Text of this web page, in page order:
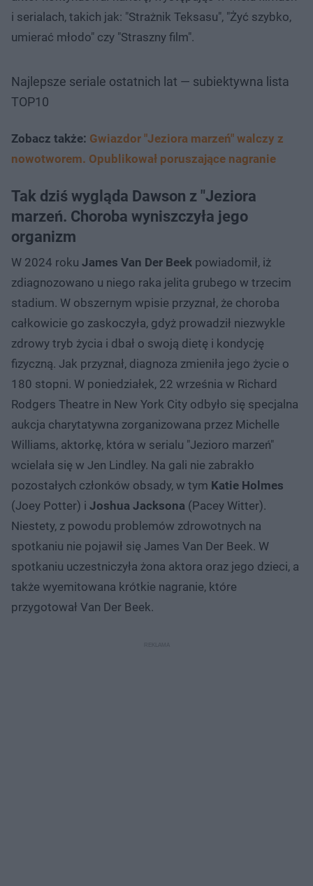
i serialach, takich jak: "Strażnik Teksasu", "Żyć szybko,
umierać młodo" czy "Straszny film".
Najlepsze seriale ostatnich lat — subiektywna lista
TOP10
Zobacz także: Gwiazdor "Jeziora marzeń" walczy z
nowotworem. Opublikował poruszające nagranie
Tak dziś wygląda Dawson z "Jeziora
marzeń. Choroba wyniszczyła jego
organizm
W 2024 roku James Van Der Beek powiadomił, iż
zdiagnozowano u niego raka jelita grubego w trzecim
stadium. W obszernym wpisie przyznał, że choroba
całkowicie go zaskoczyła, gdyż prowadził niezwykle
zdrowy tryb życia i dbał o swoją dietę i kondycję
fizyczną. Jak przyznał, diagnoza zmieniła jego życie o
180 stopni. W poniedziałek, 22 września w Richard
Rodgers Theatre in New York City odbyło się specjalna
aukcja charytatywna zorganizowana przez Michelle
Williams, aktorkę, która w serialu "Jezioro marzeń"
wcielała się w Jen Lindley. Na gali nie zabrakło
pozostałych członków obsady, w tym Katie Holmes
(Joey Potter) i Joshua Jacksona (Pacey Witter).
Niestety, z powodu problemów zdrowotnych na
spotkaniu nie pojawił się James Van Der Beek. W
spotkaniu uczestniczyła żona aktora oraz jego dzieci, a
także wyemitowana krótkie nagranie, które
przygotował Van Der Beek.